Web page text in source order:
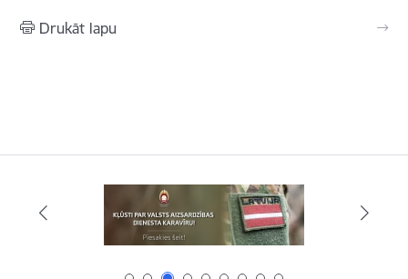
Drukāt lapu